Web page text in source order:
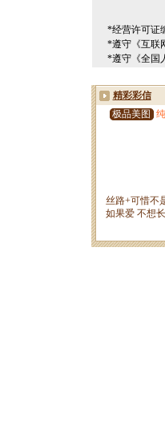
*经营许可证
*遵守《互联
*遵守《全国